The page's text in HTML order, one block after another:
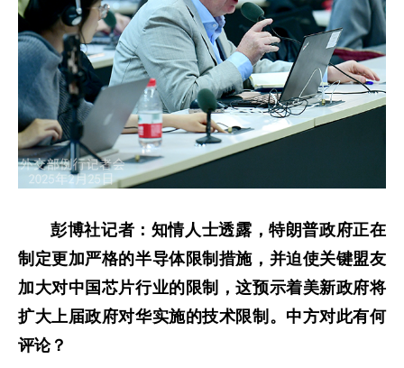
彭博社记者：知情人士透露，特朗普政府正在
制定更加严格的半导体限制措施，并迫使关键盟友
加大对中国芯片行业的限制，这预示着美新政府将
扩大上届政府对华实施的技术限制。中方对此有何
评论？